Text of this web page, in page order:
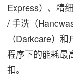
Express）、精
/ 手洗（
（Darkcare）
程序下的能耗最
扣。